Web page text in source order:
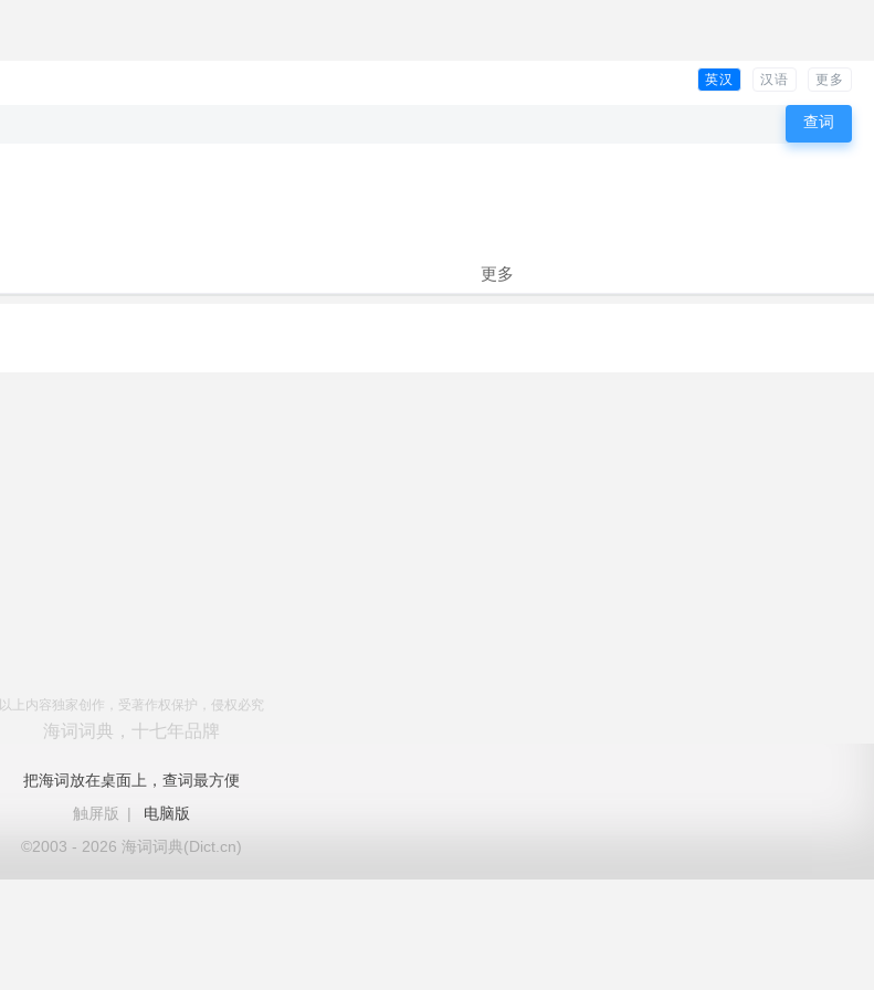
英汉 汉语 更多
更多
以上内容独家创作，受著作权保护，侵权必究
海词词典，十七年品牌
把海词放在桌面上，查词最方便
触屏版
|
电脑版
©2003 - 2026 海词词典(Dict.cn)